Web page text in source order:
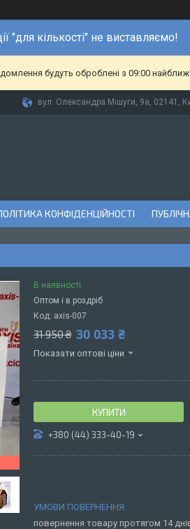
"для кількості" не виставляємо!
будуть оброблені з 09:00
вул. Олександра Мішуги, 9а, 02141,
КОНФІДЕНЦІЙНОСТІ
В наявності
Оптом і в роздріб
Код: axis-007
31 950 ₴ 30 033 ₴
Показати оптові ціни
КУПИТИ
+380 (44) 333-40-19
повернення товару протягом 14